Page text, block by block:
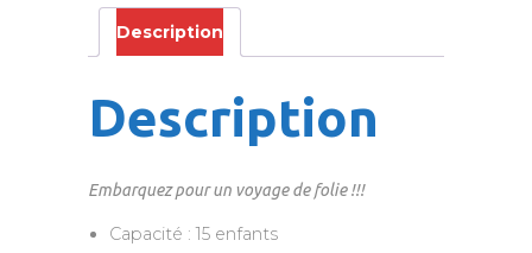
Description
Description
Embarquez pour un voyage de folie !!!
Capacité : 15 enfants